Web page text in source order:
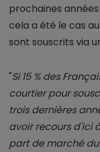
prochaines
cela a été le cas
sont souscrits via
"Si 15 % des
courtier pour
trois dernières
avoir recours d'ici
part de marché